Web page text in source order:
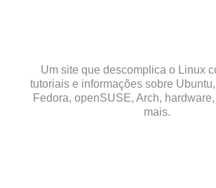
Um site que descomplica o Linux
tutoriais e informações sobre
Fedora, openSUSE, Arch,
mais.